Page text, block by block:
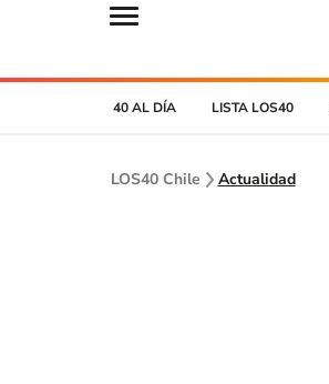
40 AL DÍA LISTA LOS40
LOS40 Chile Actualidad